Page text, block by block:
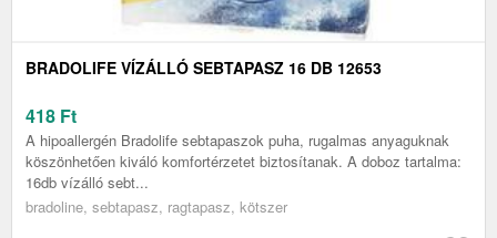
BRADOLIFE VÍZÁLLÓ SEBTAPASZ 16 DB 12653
418 Ft
A hipoallergén Bradolife sebtapaszok puha, rugalmas anyaguknak
köszönhetően kiváló komfortérzetet biztosítanak. A doboz tartalma:
16db vízálló sebt...
bradoline, sebtapasz, ragtapasz, kötszer